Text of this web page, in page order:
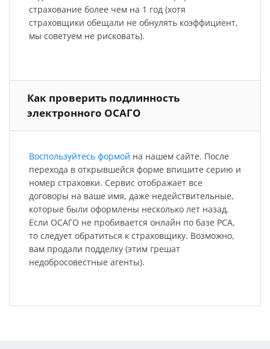
страхование более чем на 1 год (хотя
страховщики обещали не обнулять коэффициент,
мы советуем не рисковать).
Как проверить подлинность
электронного ОСАГО
Воспользуйтесь формой на нашем сайте. После
перехода в открывшейся форме впишите серию и
номер страховки. Сервис отображает все
договоры на ваше имя, даже недействительные,
которые были оформлены несколько лет назад.
Если ОСАГО не пробивается онлайн по базе РСА,
то следует обратиться к страховщику. Возможно,
вам продали подделку (этим грешат
недобросовестные агенты).